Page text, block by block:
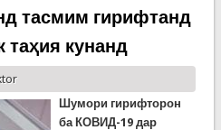
тасмим гирифтанд
таҳия кунанд
Шумори гирифторон
ба КОВИД-19 дар